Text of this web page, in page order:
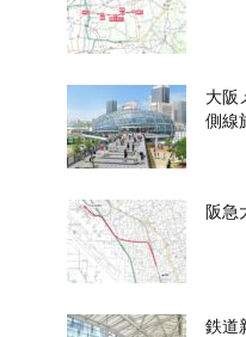
大阪
側線
阪急
鉄道